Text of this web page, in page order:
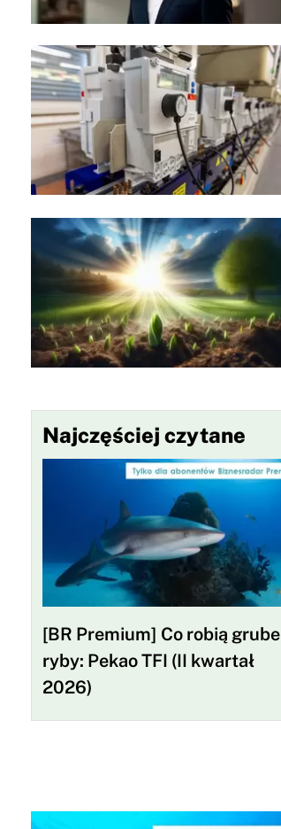
Najczęściej czytane
[BR Premium] Co robią grube
ryby: Pekao TFI (II kwartał
2026)